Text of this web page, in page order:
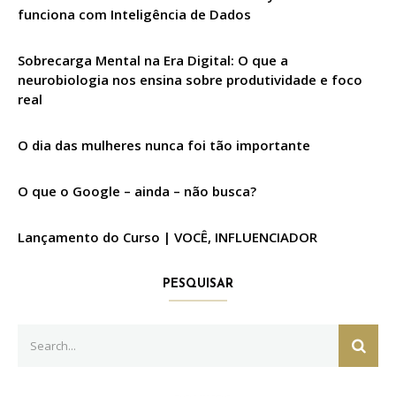
funciona com Inteligência de Dados
Sobrecarga Mental na Era Digital: O que a
neurobiologia nos ensina sobre produtividade e foco
real
O dia das mulheres nunca foi tão importante
O que o Google – ainda – não busca?
Lançamento do Curso | VOCÊ, INFLUENCIADOR
PESQUISAR
for: